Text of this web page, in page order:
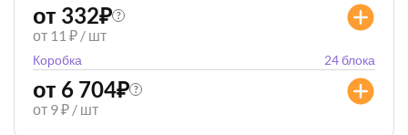
от 332₽ ?
от 11 ₽ / шт
Коробка 24 блока
от 6 704₽ ?
от 9 ₽ / шт